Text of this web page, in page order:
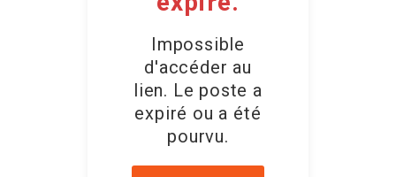
Impossible
d'accéder au
lien. Le poste a
expiré ou a été
pourvu.